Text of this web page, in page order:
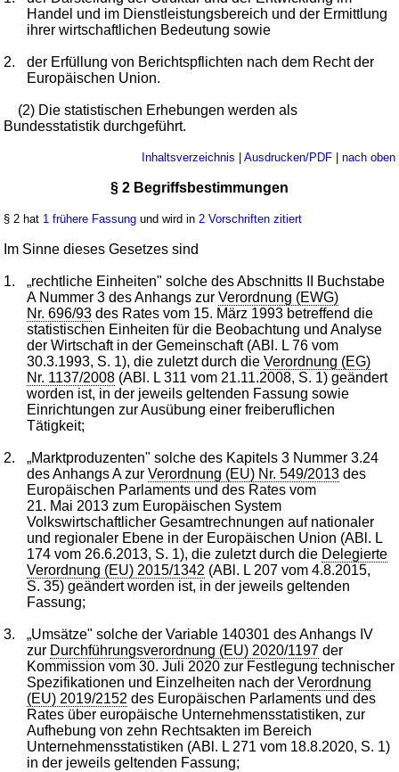
Handel und im Dienstleistungsbereich und der Ermittlung
ihrer wirtschaftlichen Bedeutung sowie
2.
der Erfüllung von Berichtspflichten nach dem Recht der
Europäischen Union.
(2) Die statistischen Erhebungen werden als
Bundesstatistik durchgeführt.
Inhaltsverzeichnis Ausdrucken/PDF| nach oben
§ 2 Begriffsbestimmungen
§ 2 hat 1 frühere Fassung und wird in2 Vorschriften zitiert
Im Sinne dieses Gesetzes sind
1.
„rechtliche Einheiten" solche des Abschnitts II Buchstabe
A Nummer 3 des Anhangs zurVerordnung (EWG)
Nr. 696/93 des Rates vom 15. März 1993 betreffend die
statistischen Einheiten für die Beobachtung und Analyse
der Wirtschaft in der Gemeinschaft (ABl. L 76 vom
30.3.1993, S. 1), die zuletzt durch dieVerordnung (EG)
Nr. 1137/2008 (ABl. L 311 vom 21.11.2008, S. 1) geändert
worden ist, in der jeweils geltenden Fassung sowie
Einrichtungen zur Ausübung einer freiberuflichen
Tätigkeit;
2.
„Marktproduzenten" solche des Kapitels 3 Nummer 3.24
des Anhangs A zurVerordnung (EU) Nr. 549/2013 des
Europäischen Parlaments und des Rates vom
21. Mai 2013 zum Europäischen System
Volkswirtschaftlicher Gesamtrechnungen auf nationaler
und regionaler Ebene in der Europäischen Union (ABl. L
174 vom 26.6.2013, S. 1), die zuletzt durch die Delegierte
Verordnung (EU) 2015/1342 (ABl. L 207 vom 4.8.2015,
S. 35) geändert worden ist, in der jeweils geltenden
Fassung;
3.
„Umsätze" solche der Variable 140301 des Anhangs IV
zur Durchführungsverordnung (EU) 2020/1197 der
Kommission vom 30. Juli 2020 zur Festlegung technischer
Spezifikationen und Einzelheiten nach derVerordnung
(EU) 2019/2152 des Europäischen Parlaments und des
Rates über europäische Unternehmensstatistiken, zur
Aufhebung von zehn Rechtsakten im Bereich
Unternehmensstatistiken (ABl. L 271 vom 18.8.2020, S. 1)
in der jeweils geltenden Fassung;